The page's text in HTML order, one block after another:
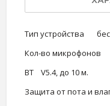
Тип устройства
Кол-во микрофонов
ВT
V5.4, до 10 м.
Защита от пота и